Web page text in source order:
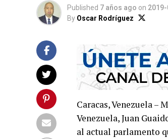
Published 7 años ago on
By Oscar Rodríguez
Caracas, Venezuela –
Venezuela, Juan
al actual parlamento